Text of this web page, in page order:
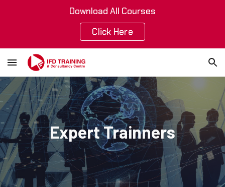
Download All Courses
Click Here
Expert Trainners